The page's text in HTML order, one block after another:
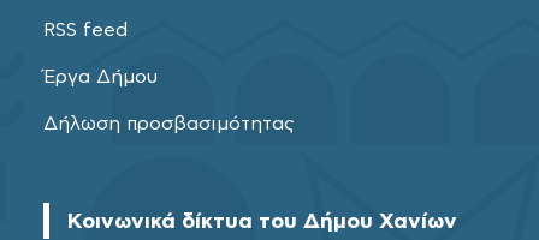
RSS feed
Έργα Δήμου
Δήλωση προσβασιμότητας
Κοινωνικά δίκτυα του Δήμου Χανίων